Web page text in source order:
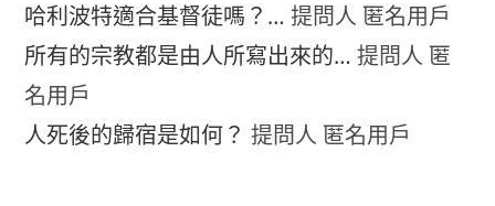
哈利波特適合基督徒嗎？… 提問人 匿名用戶
所有的宗教都是由人所寫出來的… 提問人 匿
名用戶
人死後的歸宿是如何？ 提問人 匿名用戶